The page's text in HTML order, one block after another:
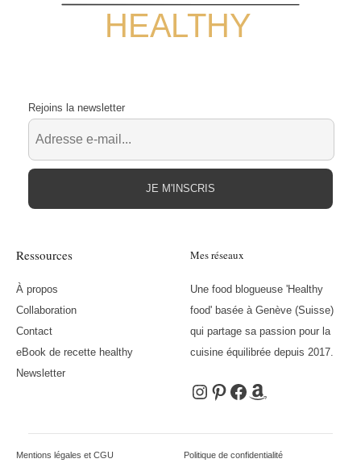
HEALTHY
Ressources
À propos
Collaboration
Contact
eBook de recette healthy
Newsletter
Mes réseaux
Une food blogueuse 'Healthy
food' basée à Genève (Suisse)
qui partage sa passion pour la
cuisine équilibrée depuis 2017.
Instagram
Pinterest
Facebook
Amazon
Rejoins la newsletter
JE M'INSCRIS
Mentions légales et CGU Politique de confidentialité